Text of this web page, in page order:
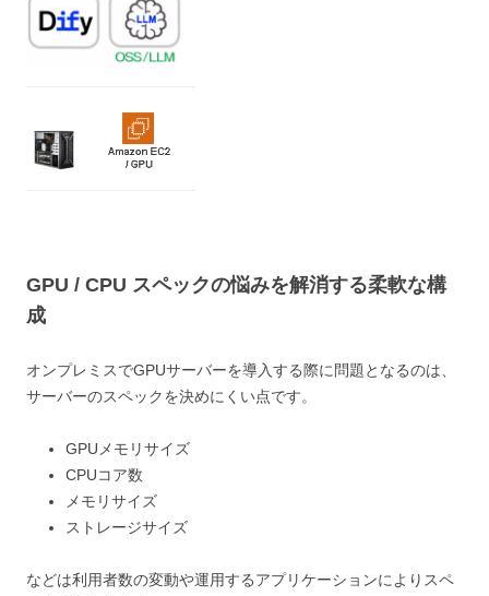
GPU / CPU スペックの悩みを解消する柔軟な構
成
オンプレミスでGPUサーバーを導入する際に問題となるのは、
サーバーのスペックを決めにくい点です。
GPUメモリサイズ
CPUコア数
メモリサイズ
ストレージサイズ
などは利用者数の変動や運用するアプリケーションによりスペ